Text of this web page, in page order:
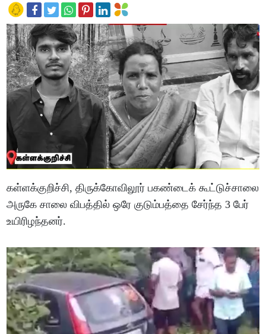
கள்ளக்குறிச்சி, திருக்கோவிலூர் பகண்டைக் கூட்டுச்சாலை
அருகே சாலை விபத்தில் ஒரே குடும்பத்தை சேர்ந்த 3 பேர்
உயிரிழந்தனர்.